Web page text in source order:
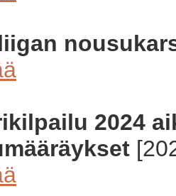
2024